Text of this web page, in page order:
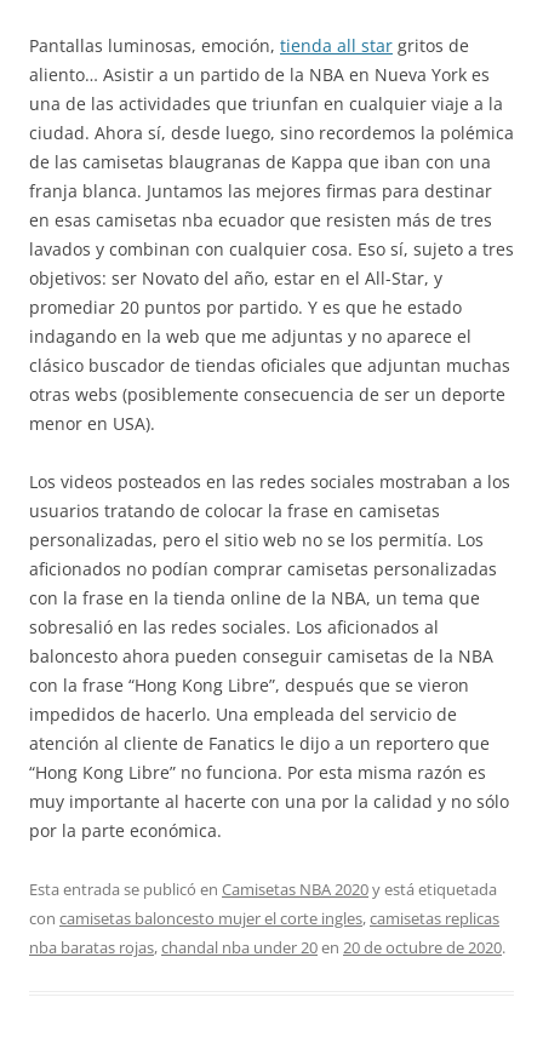
Pantallas luminosas, emoción, tienda all star gritos de
aliento… Asistir a un partido de la NBA en Nueva York es
una de las actividades que triunfan en cualquier viaje a la
ciudad. Ahora sí, desde luego, sino recordemos la polémica
de las camisetas blaugranas de Kappa que iban con una
franja blanca. Juntamos las mejores firmas para destinar
en esas camisetas nba ecuador que resisten más de tres
lavados y combinan con cualquier cosa. Eso sí, sujeto a tres
objetivos: ser Novato del año, estar en el All-Star, y
promediar 20 puntos por partido. Y es que he estado
indagando en la web que me adjuntas y no aparece el
clásico buscador de tiendas oficiales que adjuntan muchas
otras webs (posiblemente consecuencia de ser un deporte
menor en USA).
Los videos posteados en las redes sociales mostraban a los
usuarios tratando de colocar la frase en camisetas
personalizadas, pero el sitio web no se los permitía. Los
aficionados no podían comprar camisetas personalizadas
con la frase en la tienda online de la NBA, un tema que
sobresalió en las redes sociales. Los aficionados al
baloncesto ahora pueden conseguir camisetas de la NBA
con la frase “Hong Kong Libre”, después que se vieron
impedidos de hacerlo. Una empleada del servicio de
atención al cliente de Fanatics le dijo a un reportero que
“Hong Kong Libre” no funciona. Por esta misma razón es
muy importante al hacerte con una por la calidad y no sólo
por la parte económica.
Esta entrada se publicó en Camisetas NBA 2020y está etiquetada
con camisetas baloncesto mujer el corte ingles,camisetas replicas
nba baratas rojas,chandal nba under 20en 20 de octubre de 2020.